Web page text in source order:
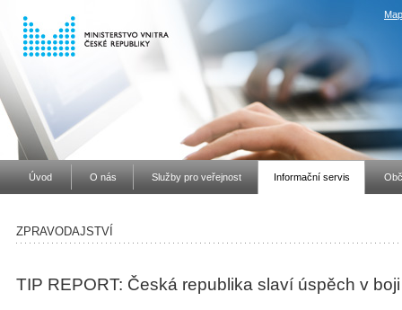
Úvod O nás Služby pro veřejnost Informační servis
ZPRAVODAJSTVÍ
TIP REPORT: Česká republika slaví úspěch v